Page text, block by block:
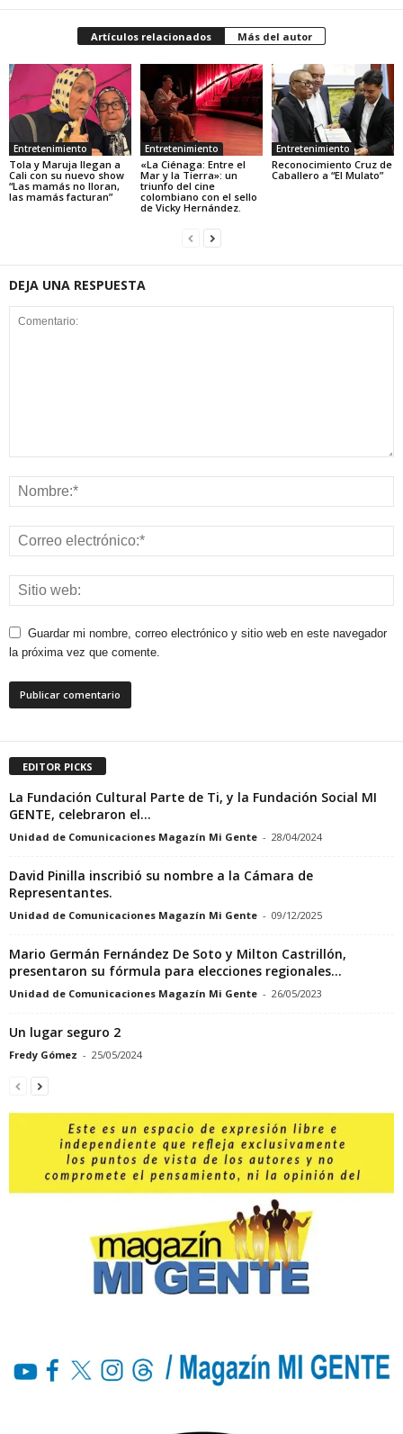
Artículos relacionados Más del autor
Entretenimiento
Tola y Maruja llegan a
Cali con su nuevo show
“Las mamás no lloran,
las mamás facturan”
Entretenimiento
«La Ciénaga: Entre el
Mar y la Tierra»: un
triunfo del cine
colombiano con el sello
de Vicky Hernández.
Entretenimiento
Reconocimiento Cruz de
Caballero a “El Mulato”
DEJA UNA RESPUESTA
Guardar mi nombre, correo electrónico y sitio web en este navegador
la próxima vez que comente.
EDITOR PICKS
La Fundación Cultural Parte de Ti, y la Fundación Social MI
GENTE, celebraron el...
Unidad de Comunicaciones Magazín Mi Gente - 28/04/2024
David Pinilla inscribió su nombre a la Cámara de
Representantes.
Unidad de Comunicaciones Magazín Mi Gente - 09/12/2025
Mario Germán Fernández De Soto y Milton Castrillón,
presentaron su fórmula para elecciones regionales...
Unidad de Comunicaciones Magazín Mi Gente - 26/05/2023
Un lugar seguro 2
Fredy Gómez - 25/05/2024